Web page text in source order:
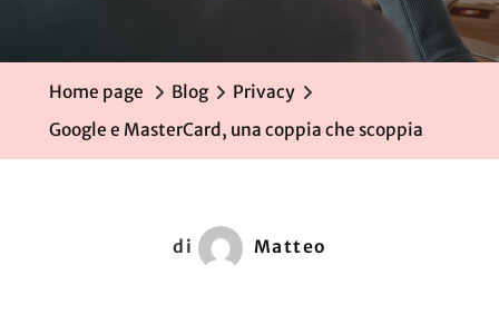
Google
E
Home page Blog
Privacy
Google e MasterCard, una coppia che scoppia
di Matteo